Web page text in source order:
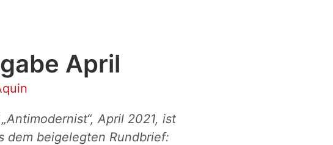
April
April 2021, ist
dem beigelegten Rundbrief: